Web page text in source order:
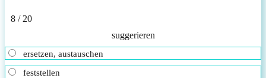
8 / 20
suggerieren
ersetzen, austauschen
feststellen